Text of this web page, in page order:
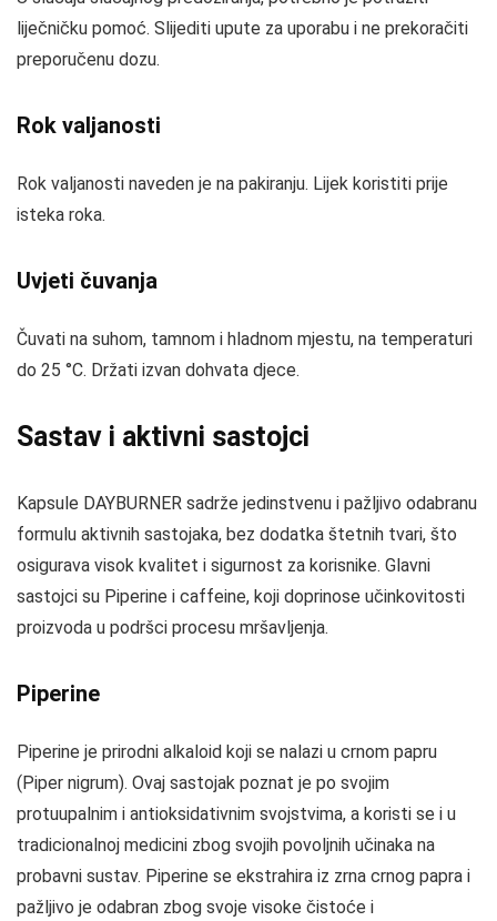
liječničku pomoć. Slijediti upute za uporabu i ne prekoračiti
preporučenu dozu.
Rok valjanosti
Rok valjanosti naveden je na pakiranju. Lijek koristiti prije
isteka roka.
Uvjeti čuvanja
Čuvati na suhom, tamnom i hladnom mjestu, na temperaturi
do 25 °C. Držati izvan dohvata djece.
Sastav i aktivni sastojci
Kapsule DAYBURNER sadrže jedinstvenu i pažljivo odabranu
formulu aktivnih sastojaka, bez dodatka štetnih tvari, što
osigurava visok kvalitet i sigurnost za korisnike. Glavni
sastojci su Piperine i caffeine, koji doprinose učinkovitosti
proizvoda u podršci procesu mršavljenja.
Piperine
Piperine je prirodni alkaloid koji se nalazi u crnom papru
(Piper nigrum). Ovaj sastojak poznat je po svojim
protuupalnim i antioksidativnim svojstvima, a koristi se i u
tradicionalnoj medicini zbog svojih povoljnih učinaka na
probavni sustav. Piperine se ekstrahira iz zrna crnog papra i
pažljivo je odabran zbog svoje visoke čistoće i